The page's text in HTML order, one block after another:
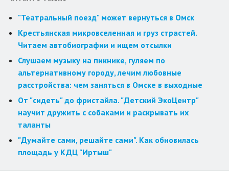
"Театральный поезд" может вернуться в Омск
Крестьянская микровселенная и груз страстей.
Читаем автобиографии и ищем отсылки
Слушаем музыку на пикнике, гуляем по
альтернативному городу, лечим любовные
расстройства: чем заняться в Омске в выходные
От "сидеть" до фристайла. "Детский ЭкоЦентр"
научит дружить с собаками и раскрывать их
таланты
"Думайте сами, решайте сами". Как обновилась
площадь у КДЦ "Иртыш"